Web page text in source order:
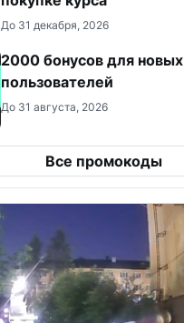
До 31 декабря, 2026
2000 бонусов для новых
пользователей
До 31 августа, 2026
Все промокоды